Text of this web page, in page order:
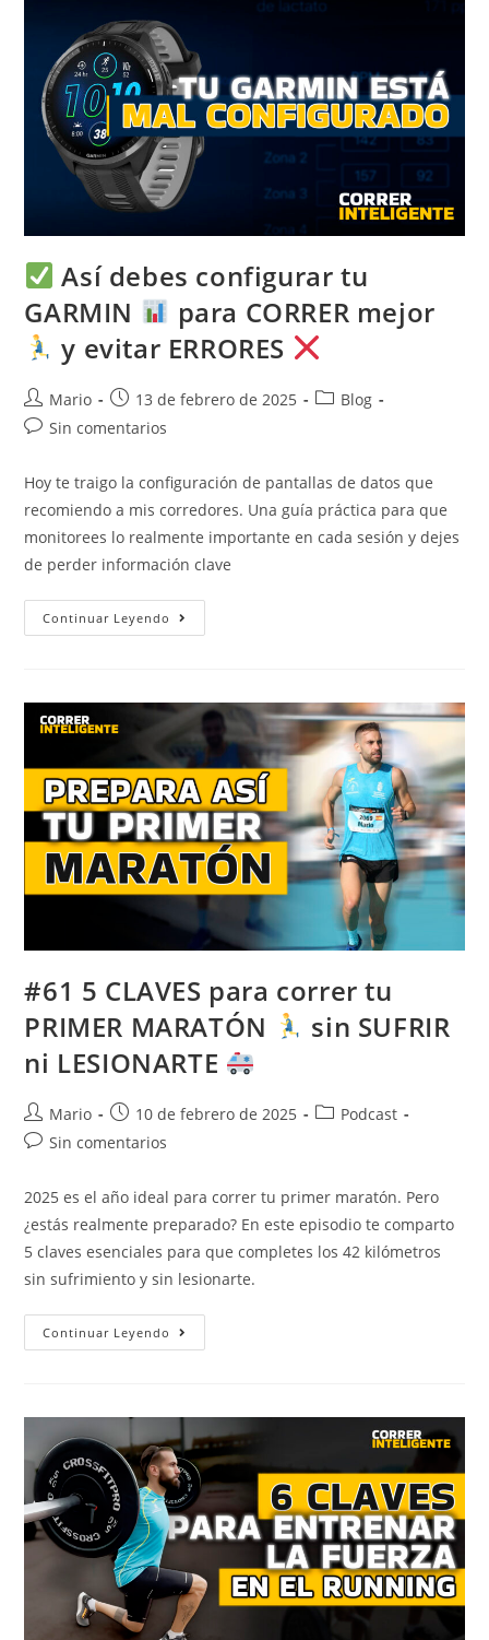
Así debes configurar tu
GARMIN
para CORRER mejor
y evitar ERRORES
Mario 13 de febrero de 2025
Blog
Sin comentarios
Hoy te traigo la configuración de pantallas de datos que
recomiendo a mis corredores. Una guía práctica para que
monitorees lo realmente importante en cada sesión y dejes
de perder información clave
Continuar Leyendo
#61 5 CLAVES para correr tu
PRIMER MARATÓN
sin SUFRIR
ni LESIONARTE
Mario 10 de febrero de 2025
Podcast
Sin comentarios
2025 es el año ideal para correr tu primer maratón. Pero
¿estás realmente preparado? En este episodio te comparto
5 claves esenciales para que completes los 42 kilómetros
sin sufrimiento y sin lesionarte.
Continuar Leyendo